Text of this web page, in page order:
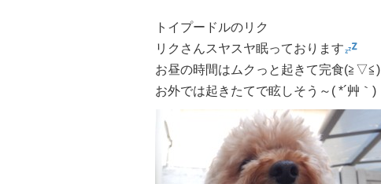
トイプードルのリク
リクさんスヤスヤ眠っております
お昼の時間はムクっと起きて完食(≧▽≦)
お外では起きたてで眩しそう～( *´艸｀)